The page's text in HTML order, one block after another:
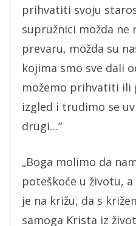
prihvatiti svoju
supružnici možda
prevaru, možda su
kojima smo sve dali
možemo prihvatiti ili
izgled i trudimo se
drugi…“
„Boga molimo da
poteškoće u životu,
je na križu, da s
samoga Krista iz